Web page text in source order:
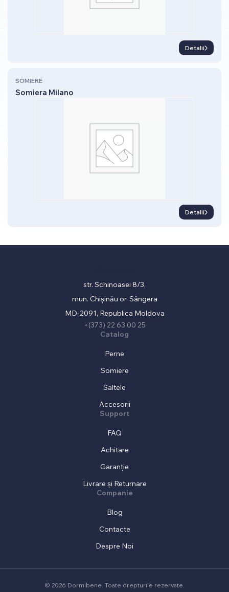
Detalii
SOMIERE
Somiera Milano
Detalii
str. Schinoasei 8/3,
mun. Chișinău or. Sângera
MD-2091, Republica Moldova
+(373) 22 63 00 25
Catalog
Perne
Somiere
Saltele
Accesorii
Support
FAQ
Achitare
Garanție
Livrare și Returnare
Companie
Blog
Contacte
Despre Noi
© 2026 Dormibene. Toate drepturile rezervate.